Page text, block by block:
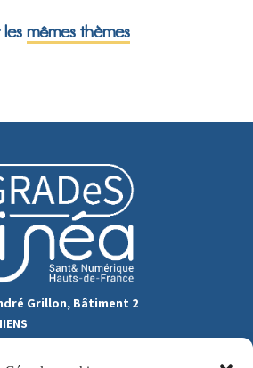
les mêmes thèmes
Grillon, Bâtiment 2